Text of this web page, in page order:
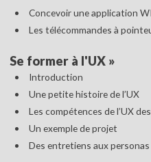
Concevoir une application
Les télécommandes à
Se former à l'UX»
Introduction
Une petite histoire de l’UX
Les compétences de l’UX
Un exemple de projet
Des entretiens aux personas